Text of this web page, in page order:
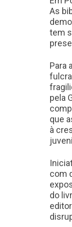
As
tem
Para
pela
que
à
com
do